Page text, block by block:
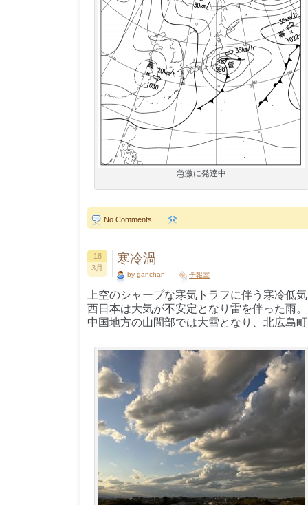
急激に発達中
No Comments
18
3月
寒冷渦
by ganchan 予報室
上空のシャープな寒気トラフに伴う寒冷低
西日本は大気が不安定となり雷を伴った雨。
中国地方の山間部では大雪となり、北広島